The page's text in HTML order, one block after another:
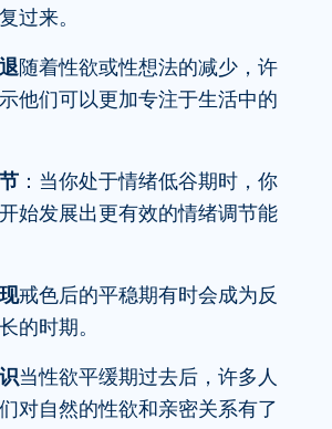
过来。
随着性欲或性想法的减少，许
他们可以更加专注于生活中的
：当你处于情绪低谷期时，你
始发展出更有效的情绪调节能
戒色后的平稳期有时会成为反
的时期。
当性欲平缓期过去后，许多人
对自然的性欲和亲密关系有了